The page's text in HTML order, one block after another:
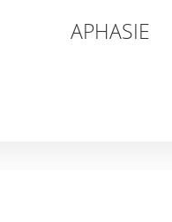
APHASIE